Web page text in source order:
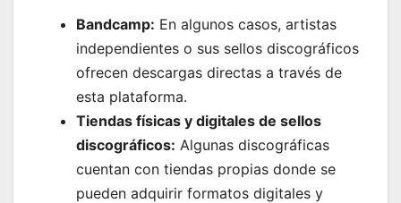
Bandcamp: En algunos casos, artistas
independientes o sus sellos discográficos
ofrecen descargas directas a través de
esta plataforma.
Tiendas físicas y digitales de sellos
discográficos: Algunas discográficas
cuentan con tiendas propias donde se
pueden adquirir formatos digitales y